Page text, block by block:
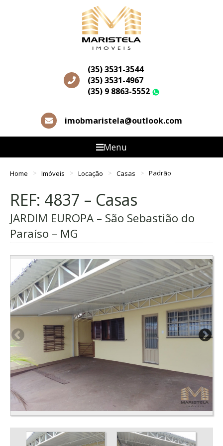
(35) 3531-3544
(35) 3531-4967
(35) 9 8863-5552
imobmaristela@outlook.com
Menu
Home Imóveis Locação Casas Padrão
REF: 4837 – Casas
JARDIM EUROPA – São Sebastião do
Paraíso – MG